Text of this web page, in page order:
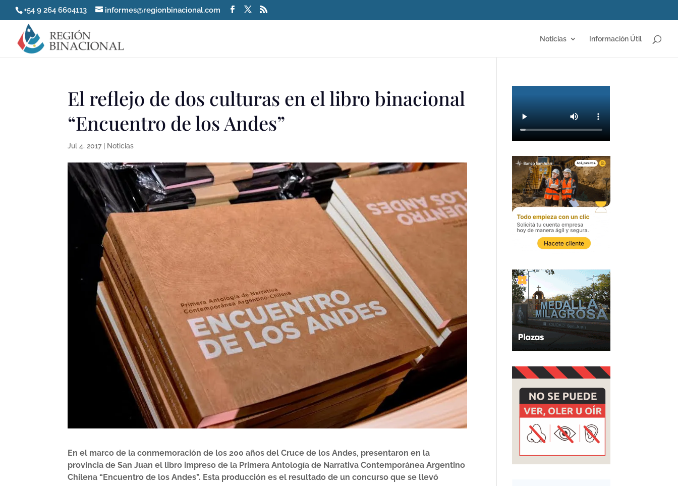
+54 9 264 6604113 informes@regionbinacional.com
Noticias Información Útil
El reflejo de dos culturas en el libro binacional
“Encuentro de los Andes”
Jul 4, 2017| Noticias
En el marco de la conmemoración de los 200 años del Cruce de los Andes, presentaron en la
provincia de San Juan el libro impreso de la Primera Antología de Narrativa Contemporánea Argentino
Chilena “Encuentro de los Andes”. Esta producción es el resultado de un concurso que se llevó